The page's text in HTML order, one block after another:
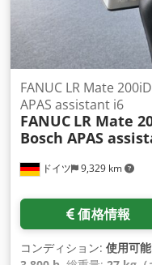
ドイツ 9,329 km
FANUC LR Mate
APAS assistant i6
FANUC LR Mate
Bosch APAS
価格情報
コンディション: 使用可能